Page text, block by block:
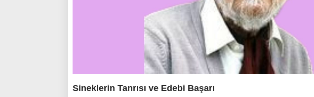
Sineklerin Tanrısı ve Edebi Başarı